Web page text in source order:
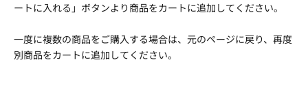
ートに入れる」ボタンより商品をカートに追加してください。
一度に複数の商品をご購入する場合は、元のページに戻り、再度
別商品をカートに追加してください。